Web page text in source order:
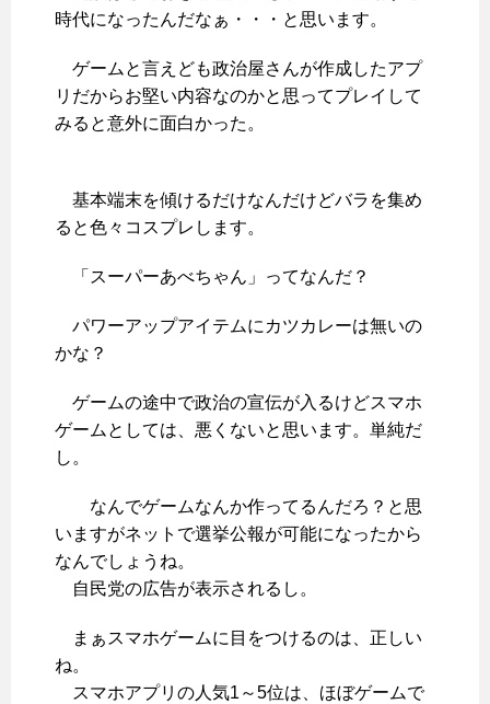
時代になったんだなぁ・・・と思います。
ゲームと言えども政治屋さんが作成したアプ
リだからお堅い内容なのかと思ってプレイして
みると意外に面白かった。
基本端末を傾けるだけなんだけどバラを集め
ると色々コスプレします。
「スーパーあべちゃん」ってなんだ？
パワーアップアイテムにカツカレーは無いの
かな？
ゲームの途中で政治の宣伝が入るけどスマホ
ゲームとしては、悪くないと思います。単純だ
し。
なんでゲームなんか作ってるんだろ？と思
いますがネットで選挙公報が可能になったから
なんでしょうね。
自民党の広告が表示されるし。
まぁスマホゲームに目をつけるのは、正しい
ね。
スマホアプリの人気1～5位は、ほぼゲームで